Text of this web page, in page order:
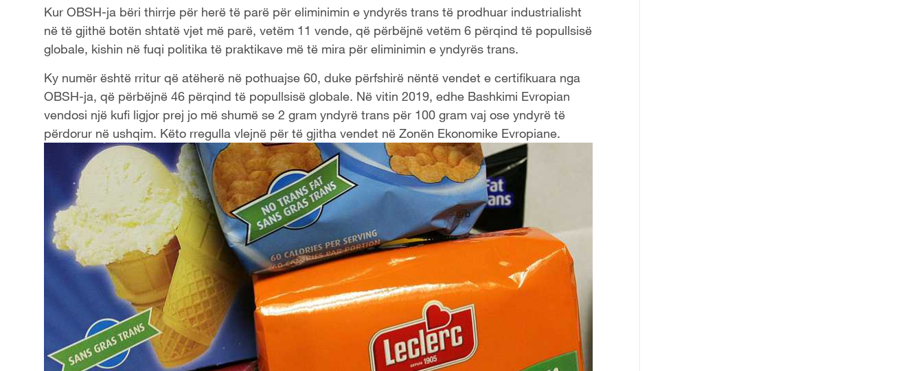
Kur OBSH-ja bëri thirrje për herë të parë për eliminimin e yndyrës trans të prodhuar industrialisht
në të gjithë botën shtatë vjet më parë, vetëm 11 vende, që përbëjnë vetëm 6 përqind të popullsisë
globale, kishin në fuqi politika të praktikave më të mira për eliminimin e yndyrës trans.
Ky numër është rritur që atëherë në pothuajse 60, duke përfshirë nëntë vendet e certifikuara nga
OBSH-ja, që përbëjnë 46 përqind të popullsisë globale. Në vitin 2019, edhe Bashkimi Evropian
vendosi një kufi ligjor prej jo më shumë se 2 gram yndyrë trans për 100 gram vaj ose yndyrë të
përdorur në ushqim. Këto rregulla vlejnë për të gjitha vendet në Zonën Ekonomike Evropiane.